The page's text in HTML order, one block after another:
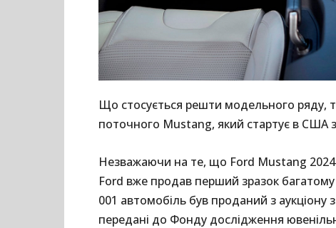
Що стосується решти модельного ряду,
поточного Mustang, який стартує в США
Незважаючи на те, що Ford Mustang
Ford вже продав перший зразок
001 автомобіль був проданий з аукціону
передані до Фонду дослідження